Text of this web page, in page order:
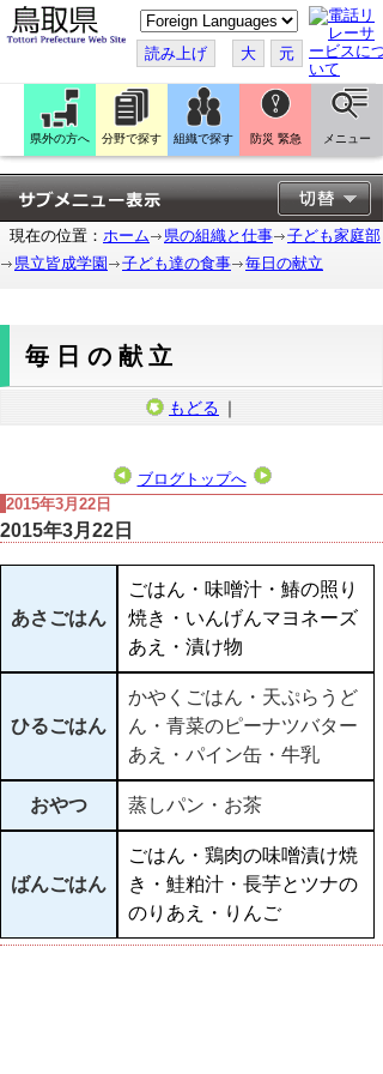
こ
の
ペ
ー
ジ
翻
訳
す
る
読み上げ 大 元
県外の方へ 分野で探す 組織で探す 防災 緊急 メニュー
現在の位置： ホーム 県の組織と仕事
子ども家庭部
県立皆成学園
子ども達の食事 毎日の献立
毎日の献立
もどる ｜
ブログトップへ
2015年3月22日
2015年3月22日
あさごはん
ごはん・味噌汁・鰆の照り
焼き・いんげんマヨネーズ
あえ・漬け物
ひるごはん
かやくごはん・天ぷらうど
ん・青菜のピーナツバター
あえ・パイン缶・牛乳
おやつ 蒸しパン・お茶
ばんごはん
ごはん・鶏肉の味噌漬け焼
き・鮭粕汁・長芋とツナの
のりあえ・りんご